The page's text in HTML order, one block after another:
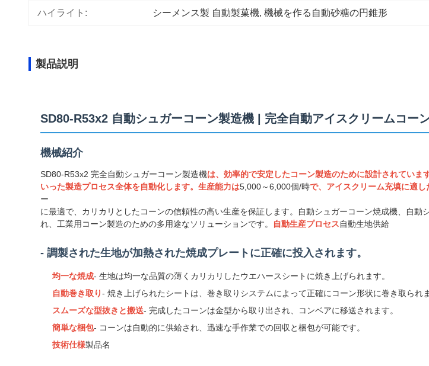
ハイライト: シーメンス製 自動製菓機, 機械を作る自動砂糖の円錐形
製品説明
SD80-R53x2 自動シュガーコーン製造機 | 完全自動アイスクリームコー
機械紹介
SD80-R53x2 完全自動シュガーコーン製造機は、効率的で安定したコーン製造のために設計されていま
いった製造プロセス全体を自動化します。生産能力は5,000～6,000個/時で、アイスクリーム充填に適し
ー
に最適で、カリカリとしたコーンの信頼性の高い生産を保証します。自動シュガーコーン焼成機、自
れ、工業用コーン製造のための多用途なソリューションです。
自動生産プロセス自動生地供給
- 調製された生地が加熱された焼成プレートに正確に投入されます。
均一な焼成- 生地は均一な品質の薄くカリカリしたウエハースシートに焼き上げられます。
自動巻き取り- 焼き上げられたシートは、巻き取りシステムによって正確にコーン形状に巻き取られま
スムーズな型抜きと搬送- 完成したコーンは金型から取り出され、コンベアに移送されます。
簡単な梱包- コーンは自動的に供給され、迅速な手作業での回収と梱包が可能です。
技術仕様製品名